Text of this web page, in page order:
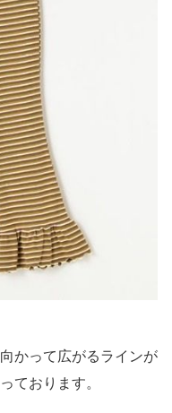
かって広がるラインが
ております。